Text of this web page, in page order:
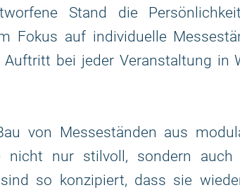
Stand die
Fokus auf individuelle
bei jeder Veranstaltung in
von Messeständen aus
nicht nur stilvoll, sondern auch
sind so konzipiert, dass sie